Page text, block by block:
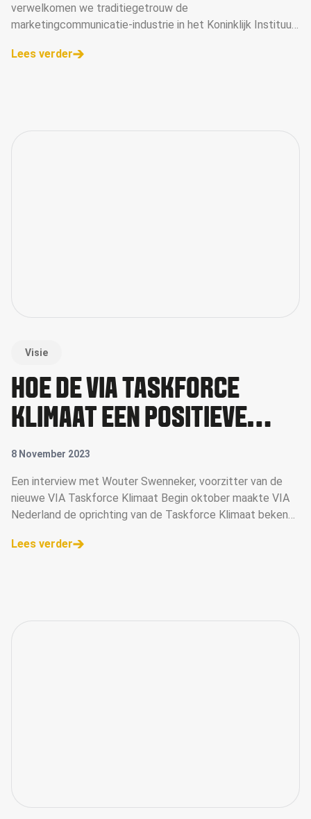
verwelkomen we traditiegetrouw de
marketingcommunicatie-industrie in het Koninklijk Instituut
Kijken, dé nieuwjaarsbijeenkomst van ons mooie vak.
Lees verder
Visie
HOE DE VIA TASKFORCE
KLIMAAT EEN POSITIEVE
VERANDERING TEWEEG WIL
BRENGEN
8 November 2023
Een interview met Wouter Swenneker, voorzitter van de
nieuwe VIA Taskforce Klimaat Begin oktober maakte VIA
Nederland de oprichting van de Taskforce Klimaat bekend.
bij het aanpakken
Lees verder